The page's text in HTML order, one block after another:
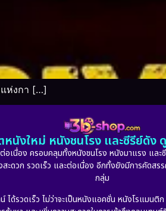
ห่งกา […]
นังใหม่ หนังชนโรง และซีรีย์ดัง
นื่อง ครอบคลุมทั้งหนังชนโรง หนังมาแรง แล
ะดวก รวดเร็ว และต่อเนื่อง อีกทั้งยังมีการคัด
กลุ่ม
ได้รวดเร็ว ไม่ว่าจะเป็นหนังแอคชั่น หนังโรแ